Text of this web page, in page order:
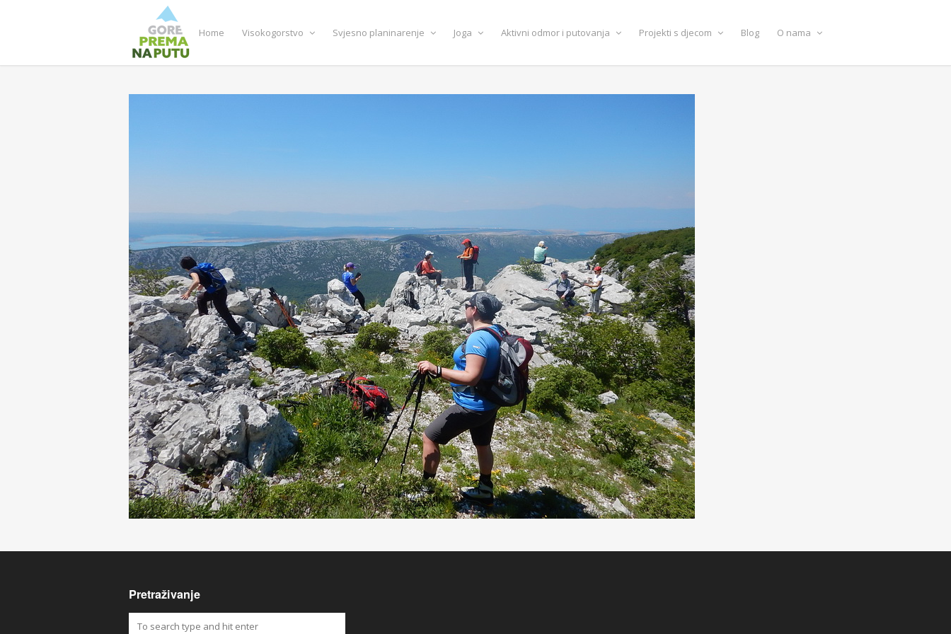
Home Visokogorstvo Svjesno planinarenje Joga Aktivni odmor i putovanja Projekti s djecom Blog O nama
Pretraživanje